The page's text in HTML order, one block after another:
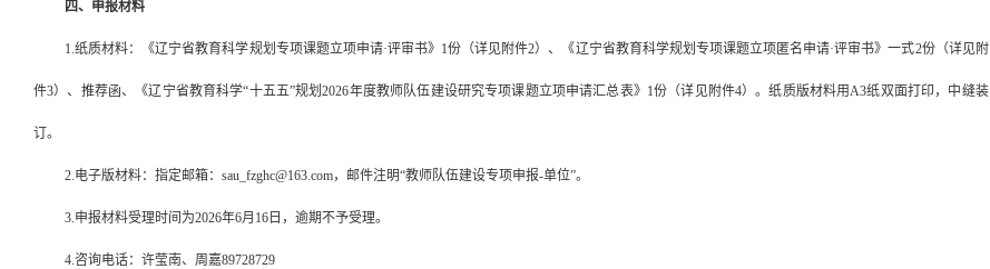
四、申报材料
1.纸质材料：《辽宁省教育科学规划专项课题立项申请·评审书》1份（详见附件2）、《辽宁省教育科学规划专项课题立项匿名申请·评审书》一式2份（详见附
件3）、推荐函、《辽宁省教育科学“十五五”规划2026年度教师队伍建设研究专项课题立项申请汇总表》1份（详见附件4）。纸质版材料用A3纸双面打印，中缝装
订。
2.电子版材料：指定邮箱： sau_fzghc@163.com，邮件注明“教师队伍建设专项申报-单位”。
3.申报材料受理时间为2026年6月 16 日，逾期不予受理。
4.咨询电话： 许莹南、周嘉89728729